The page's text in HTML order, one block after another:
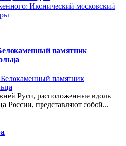
Иконический московский
памятник
Руси, расположенные вдоль
России, представляют собой...